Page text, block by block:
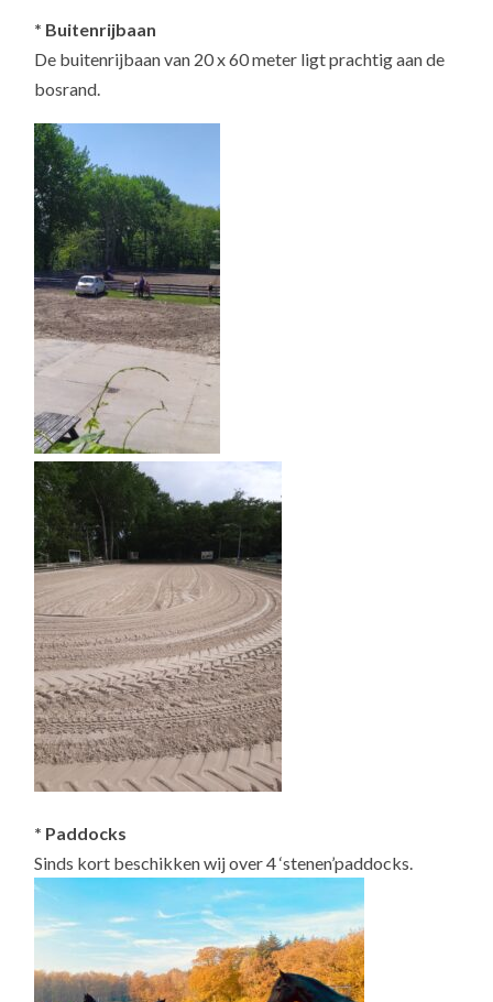
* Buitenrijbaan
De buitenrijbaan van 20 x 60 meter ligt prachtig aan de
bosrand.
* Paddocks
Sinds kort beschikken wij over 4 ‘stenen’paddocks.